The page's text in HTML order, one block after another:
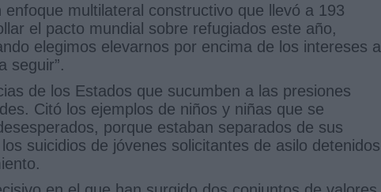
multilateral constructivo que llevó a 193
el pacto mundial sobre refugiados este año,
elegimos elevarnos por encima de los intereses a
seguir”.
de los Estados que sucumben a las presiones
Citó los ejemplos de niños y niñas que se
porque estaban separados de sus
suicidios de jóvenes solicitantes de asilo detenidos